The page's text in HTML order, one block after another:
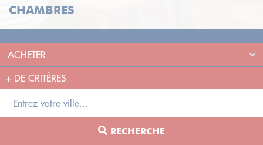
CHAMBRES
+ DE CRITÈRES
RECHERCHE